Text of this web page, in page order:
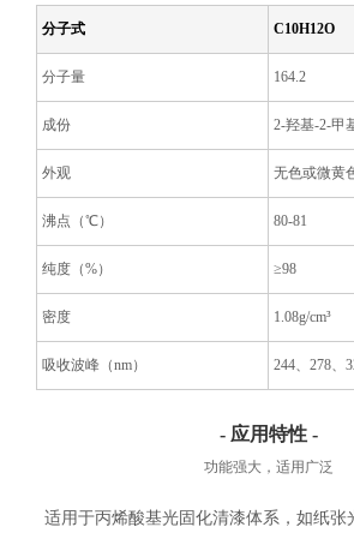
分子式 C10 H 12O
分子量 164.2
成份 2-羟基-2-甲
外观 无色或微黄
沸点（℃） 80-81
纯度（%） ≥98
密度 1.08g/cm³
吸收波峰（nm） 244、278、
- 应用特性 -
功能强大，适用广泛
适用于丙烯酸基光固化清漆体系，如纸张